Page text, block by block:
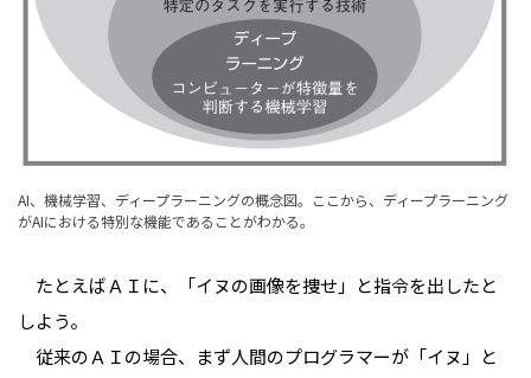
AI、機械学習、ディープラーニングの概念図。ここから、ディープラーニング
がAIにおける特別な機能であることがわかる。
たとえばＡＩに、「イヌの画像を捜せ」と指令を出したと
しよう。
従来のＡＩの場合、まず人間のプログラマーが「イヌ」と